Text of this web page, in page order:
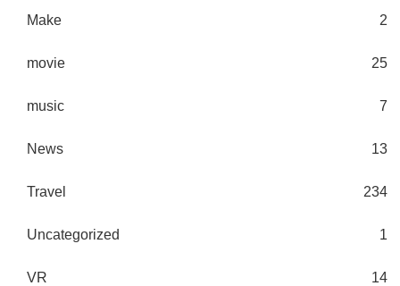
Make 2
movie 25
music 7
News 13
Travel 234
Uncategorized 1
VR 14